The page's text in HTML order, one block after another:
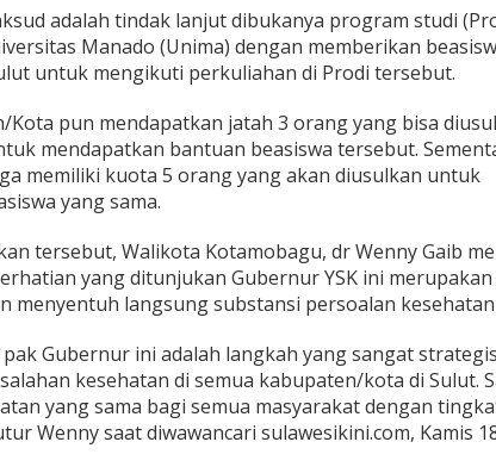
W
a
l
i
o
t
a
K
a
m
o
b
g
u
:
"
P
adalah tindak lanjut dibukanya program studi
Manado (Unima) dengan memberikan
untuk mengikuti perkuliahan di Prodi tersebut.
Kota pun mendapatkan jatah 3 orang yang bisa
mendapatkan bantuan beasiswa tersebut.
memiliki kuota 5 orang yang akan diusulkan untuk
yang sama.
tersebut, Walikota Kotamobagu, dr Wenny Gaib
yang ditunjukan Gubernur YSK ini
menyentuh langsung substansi persoalan kesehatan
Gubernur ini adalah langkah yang sangat
kesehatan di semua kabupaten/kota di Sulut.
yang sama bagi semua masyarakat dengan
Wenny saat diwawancari sulawesikini.com, Kamis